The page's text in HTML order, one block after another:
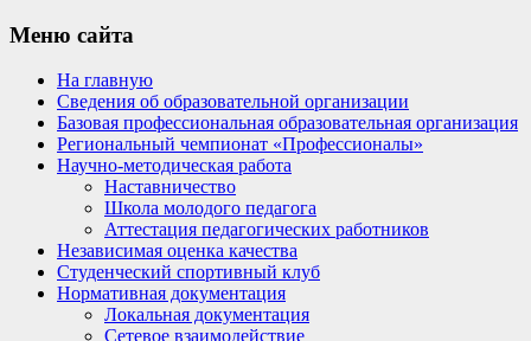
Меню сайта
На главную
Сведения об образовательной организации
Базовая профессиональная образовательная организация
Региональный чемпионат «Профессионалы»
Научно-методическая работа
Наставничество
Школа молодого педагога
Аттестация педагогических работников
Независимая оценка качества
Студенческий спортивный клуб
Нормативная документация
Локальная документация
Сетевое взаимодействие